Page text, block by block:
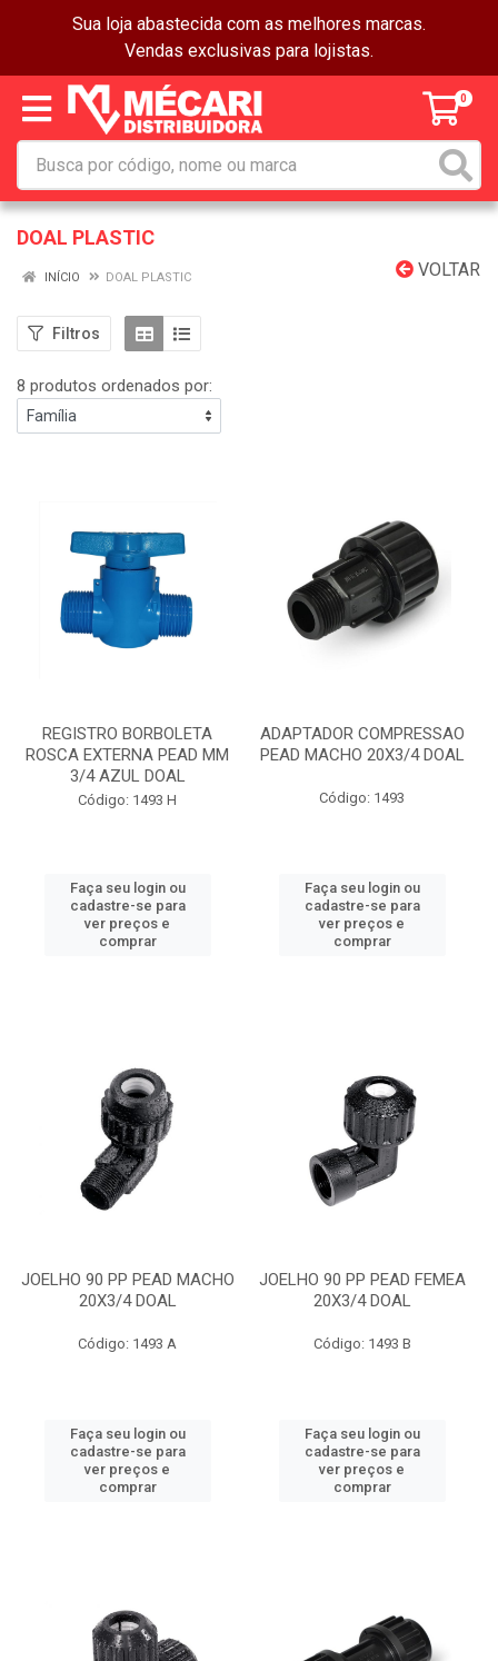
Sua loja abastecida com as melhores marcas.
Vendas exclusivas para lojistas.
0
DOAL PLASTIC
VOLTAR
INÍCIO DOAL PLASTIC
Filtros
8 produtos ordenados por:
REGISTRO BORBOLETA
ROSCA EXTERNA PEAD MM
3/4 AZUL DOAL
Código: 1493 H
Faça seu login ou
cadastre-se para
ver preços e
comprar
ADAPTADOR COMPRESSAO
PEAD MACHO 20X3/4 DOAL
Código: 1493
Faça seu login ou
cadastre-se para
ver preços e
comprar
JOELHO 90 PP PEAD MACHO
20X3/4 DOAL
Código: 1493 A
Faça seu login ou
cadastre-se para
ver preços e
comprar
JOELHO 90 PP PEAD FEMEA
20X3/4 DOAL
Código: 1493 B
Faça seu login ou
cadastre-se para
ver preços e
comprar